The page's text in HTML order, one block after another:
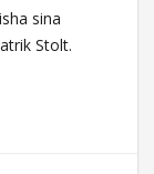
sina
Stolt.